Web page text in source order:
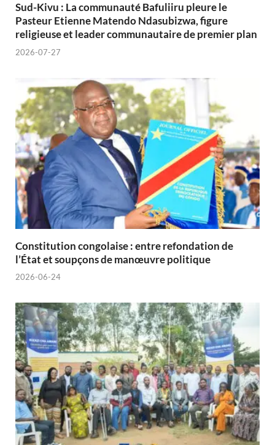
Sud-Kivu : La communauté Bafuliiru pleure le
Pasteur Etienne Matendo Ndasubizwa, figure
religieuse et leader communautaire de premier plan
2026-07-27
Constitution congolaise : entre refondation de
l’État et soupçons de manœuvre politique
2026-06-24